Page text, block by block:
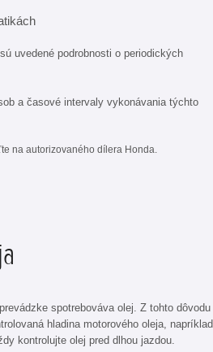
uvedené podrobnosti o periodických
a časové intervaly vykonávania týchto
na autorizovaného dílera Honda.
spotrebováva olej. Z tohto dôvodu
hladina motorového oleja, napríklad
kontrolujte olej pred dlhou jazdou.